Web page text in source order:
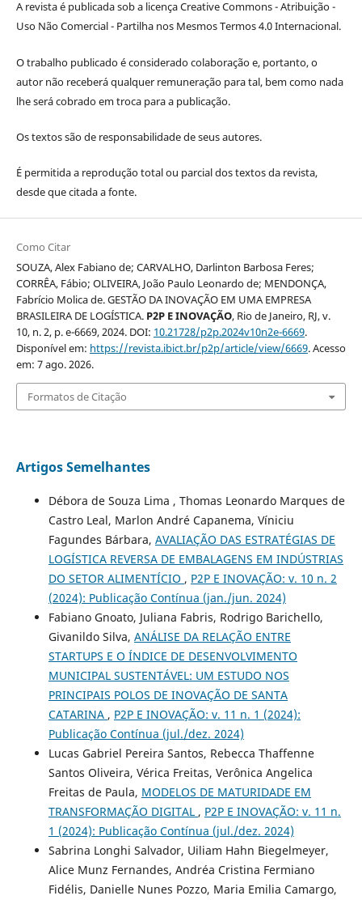
A revista é publicada sob a licença Creative Commons - Atribuição -
Uso Não Comercial - Partilha nos Mesmos Termos 4.0 Internacional.
O trabalho publicado é considerado colaboração e, portanto, o
autor não receberá qualquer remuneração para tal, bem como nada
lhe será cobrado em troca para a publicação.
Os textos são de responsabilidade de seus autores.
É permitida a reprodução total ou parcial dos textos da revista,
desde que citada a fonte.
Como Citar
SOUZA, Alex Fabiano de; CARVALHO, Darlinton Barbosa Feres;
CORRÊA, Fábio; OLIVEIRA, João Paulo Leonardo de; MENDONÇA,
Fabrício Molica de. GESTÃO DA INOVAÇÃO EM UMA EMPRESA
BRASILEIRA DE LOGÍSTICA. P2P E INOVAÇÃO, Rio de Janeiro, RJ, v.
10, n. 2, p. e-6669, 2024. DOI: 10.21728/p2p.2024v10n2e-6669.
Disponível em: https://revista.ibict.br/p2p/article/view/6669. Acesso
em: 7 ago. 2026.
Formatos de Citação
Artigos Semelhantes
Débora de Souza Lima , Thomas Leonardo Marques de
Castro Leal, Marlon André Capanema, Víniciu
Fagundes Bárbara, AVALIAÇÃO DAS ESTRATÉGIAS DE
LOGÍSTICA REVERSA DE EMBALAGENS EM INDÚSTRIAS
DO SETOR ALIMENTÍCIO , P2P E INOVAÇÃO: v. 10 n. 2
(2024): Publicação Contínua (jan./jun. 2024)
Fabiano Gnoato, Juliana Fabris, Rodrigo Barichello,
Givanildo Silva, ANÁLISE DA RELAÇÃO ENTRE
STARTUPS E O ÍNDICE DE DESENVOLVIMENTO
MUNICIPAL SUSTENTÁVEL: UM ESTUDO NOS
PRINCIPAIS POLOS DE INOVAÇÃO DE SANTA
CATARINA , P2P E INOVAÇÃO: v. 11 n. 1 (2024):
Publicação Contínua (jul./dez. 2024)
Lucas Gabriel Pereira Santos, Rebecca Thaffenne
Santos Oliveira, Vérica Freitas, Verônica Angelica
Freitas de Paula, MODELOS DE MATURIDADE EM
TRANSFORMAÇÃO DIGITAL , P2P E INOVAÇÃO: v. 11 n.
1 (2024): Publicação Contínua (jul./dez. 2024)
Sabrina Longhi Salvador, Uiliam Hahn Biegelmeyer,
Alice Munz Fernandes, Andréa Cristina Fermiano
Fidélis, Danielle Nunes Pozzo, Maria Emilia Camargo,